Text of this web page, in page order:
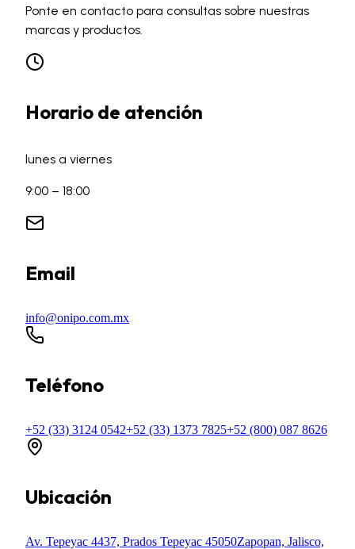
Ponte en contacto para consultas sobre nuestras
marcas y productos.
Horario de atención
lunes a viernes
9:00 – 18:00
Email
info@onipo.com.mx
Teléfono
+52 (33) 3124 0542+52 (33) 1373 7825+52 (800) 087 8626
Ubicación
Av. Tepeyac 4437, Prados Tepeyac 45050Zapopan, Jalisco,